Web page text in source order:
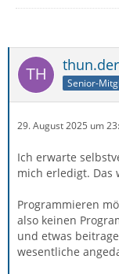
Senior-
29. August 2025 um
Ich erwarte
mich erledigt. Das
Programmieren
also keinen
und etwas
wesentliche